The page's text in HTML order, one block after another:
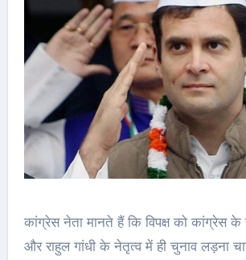
कांग्रेस नेता मानते हैं कि विपक्ष को कांग्रेस के
और राहुल गांधी के नेतृत्व में ही चुनाव लड़ना